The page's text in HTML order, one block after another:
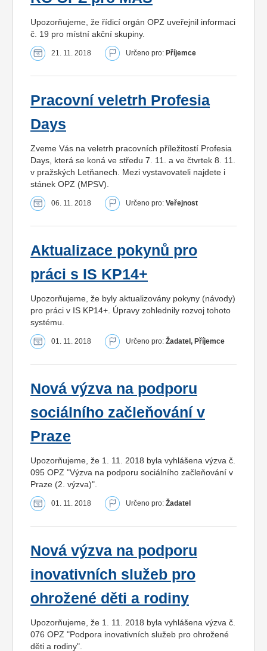
Upozorňujeme, že řídicí orgán OPZ uveřejnil informaci
č. 19 pro místní akční skupiny.
21. 11. 2018 Určeno pro: Příjemce
Pracovní veletrh Profesia
Days
Zveme Vás na veletrh pracovních příležitostí Profesia
Days, která se koná ve středu 7. 11. a ve čtvrtek 8. 11.
v pražských Letňanech. Mezi vystavovateli najdete i
stánek OPZ (MPSV).
06. 11. 2018 Určeno pro: Veřejnost
Aktualizace pokynů pro
práci s IS KP14+
Upozorňujeme, že byly aktualizovány pokyny (návody)
pro práci v IS KP14+. Úpravy zohlednily rozvoj tohoto
systému.
01. 11. 2018 Určeno pro: Žadatel, Příjemce
Nová výzva na podporu
sociálního začleňování v
Praze
Upozorňujeme, že 1. 11. 2018 byla vyhlášena výzva č.
095 OPZ "Výzva na podporu sociálního začleňování v
Praze (2. výzva)".
01. 11. 2018 Určeno pro: Žadatel
Nová výzva na podporu
inovativních služeb pro
ohrožené děti a rodiny
Upozorňujeme, že 1. 11. 2018 byla vyhlášena výzva č.
076 OPZ "Podpora inovativních služeb pro ohrožené
děti a rodiny".